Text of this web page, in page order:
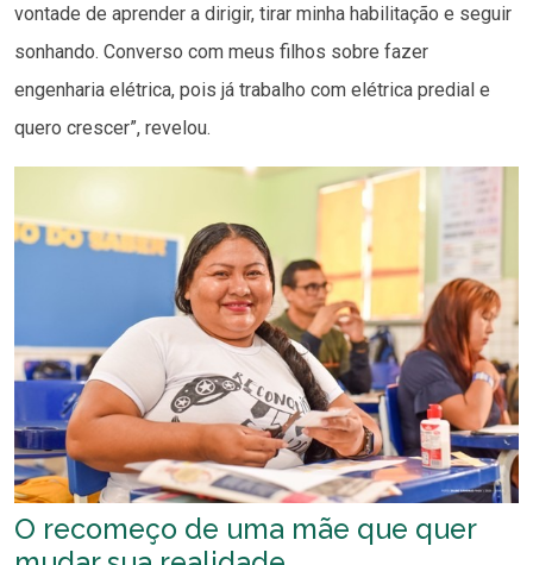
vontade de aprender a dirigir, tirar minha habilitação e seguir
sonhando. Converso com meus filhos sobre fazer
engenharia elétrica, pois já trabalho com elétrica predial e
quero crescer”, revelou.
O recomeço de uma mãe que quer